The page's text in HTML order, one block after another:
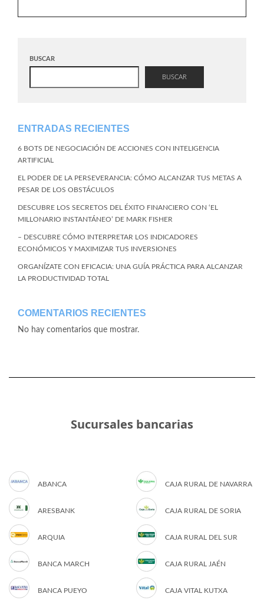
BUSCAR
BUSCAR
ENTRADAS RECIENTES
6 BOTS DE NEGOCIACIÓN DE ACCIONES CON INTELIGENCIA
ARTIFICIAL
EL PODER DE LA PERSEVERANCIA: CÓMO ALCANZAR TUS METAS A
PESAR DE LOS OBSTÁCULOS
DESCUBRE LOS SECRETOS DEL ÉXITO FINANCIERO CON ‘EL
MILLONARIO INSTANTÁNEO’ DE MARK FISHER
– DESCUBRE CÓMO INTERPRETAR LOS INDICADORES
ECONÓMICOS Y MAXIMIZAR TUS INVERSIONES
ORGANÍZATE CON EFICACIA: UNA GUÍA PRÁCTICA PARA ALCANZAR
LA PRODUCTIVIDAD TOTAL
COMENTARIOS RECIENTES
No hay comentarios que mostrar.
Sucursales bancarias
ABANCA
ARESBANK
ARQUIA
BANCA MARCH
BANCA PUEYO
CAJA RURAL DE NAVARRA
CAJA RURAL DE SORIA
CAJA RURAL DEL SUR
CAJA RURAL JAÉN
CAJA VITAL KUTXA